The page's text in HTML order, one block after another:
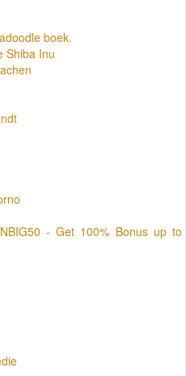
boek.
Shiba Inu
- Get 100% Bonus up to